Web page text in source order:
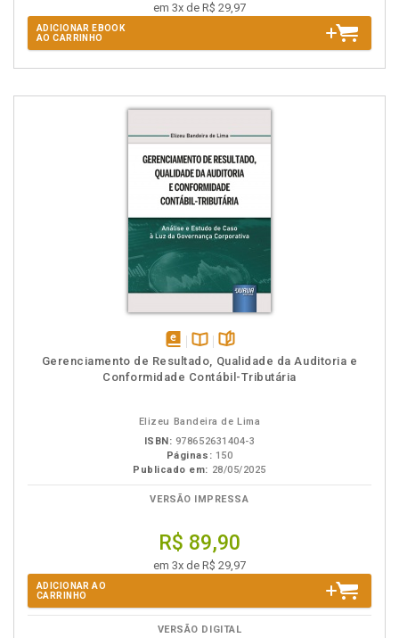
em 3x de R$ 29,97
ADICIONAR EBOOK
AO CARRINHO
disponível
em
Disponível
na
páginas
Gerenciamento de Resultado, Qualidade da Auditoria e
Conformidade Contábil-Tributária
Elizeu Bandeira de Lima
ISBN: 978652631404-3
Páginas: 150
Publicado em: 28/05/2025
VERSÃO IMPRESSA
R$ 89,90
em 3x de R$ 29,97
ADICIONAR AO
CARRINHO
VERSÃO DIGITAL